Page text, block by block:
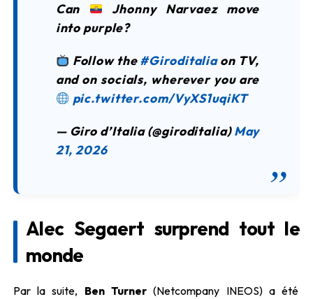
Can
Jhonny Narvaez move
into purple?
Follow the#Giroditaliaon TV,
and on socials, wherever you are
pic.twitter.com/VyXS1uqiKT
— Giro d’Italia (@giroditalia)May
21, 2026
Alec Segaert surprend tout le
monde
Par la suite, Ben Turner (Netcompany INEOS) a été